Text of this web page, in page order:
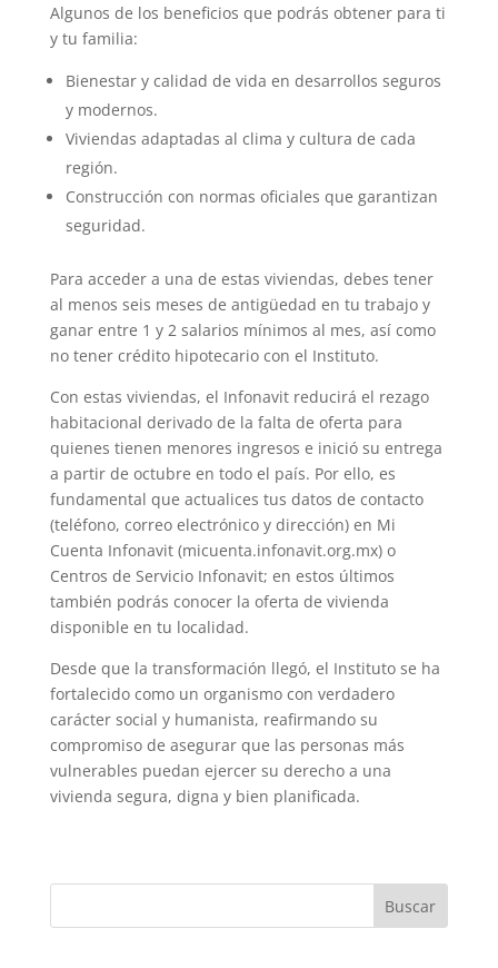
Algunos de los beneficios que podrás obtener para ti
y tu familia:
Bienestar y calidad de vida en desarrollos seguros
y modernos.
Viviendas adaptadas al clima y cultura de cada
región.
Construcción con normas oficiales que garantizan
seguridad.
Para acceder a una de estas viviendas, debes tener
al menos seis meses de antigüedad en tu trabajo y
ganar entre 1 y 2 salarios mínimos al mes, así como
no tener crédito hipotecario con el Instituto.
Con estas viviendas, el Infonavit reducirá el rezago
habitacional derivado de la falta de oferta para
quienes tienen menores ingresos e inició su entrega
a partir de octubre en todo el país. Por ello, es
fundamental que actualices tus datos de contacto
(teléfono, correo electrónico y dirección) en Mi
Cuenta Infonavit (micuenta.infonavit.org.mx) o
Centros de Servicio Infonavit; en estos últimos
también podrás conocer la oferta de vivienda
disponible en tu localidad.
Desde que la transformación llegó, el Instituto se ha
fortalecido como un organismo con verdadero
carácter social y humanista, reafirmando su
compromiso de asegurar que las personas más
vulnerables puedan ejercer su derecho a una
vivienda segura, digna y bien planificada.
Buscar